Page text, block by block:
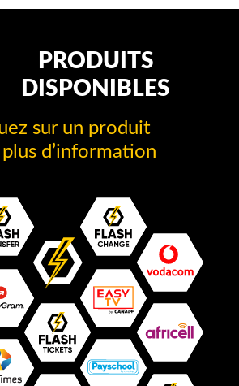
PRODUITS
DISPONIBLES
sur un produit
d’information